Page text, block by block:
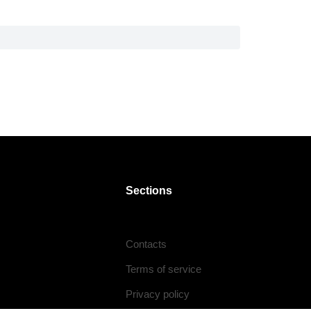
Sections
Contacts
Terms of service
Privacy policy